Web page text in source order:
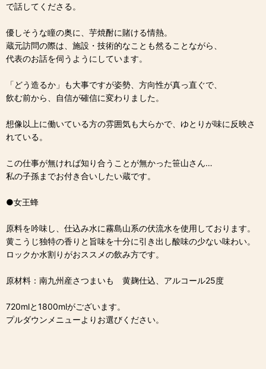
で話してくださる。
優しそうな瞳の奥に、芋焼酎に賭ける情熱。
蔵元訪問の際は、施設・技術的なことも然ることながら、
代表のお話を伺うようにしています。
「どう造るか」も大事ですが姿勢、方向性が真っ直ぐで、
飲む前から、自信が確信に変わりました。
想像以上に働いている方の雰囲気も大らかで、ゆとりが味に反映さ
れている。
この仕事が無ければ知り合うことが無かった笹山さん…
私の子孫までお付き合いしたい蔵です。
●女王蜂
原料を吟味し、仕込み水に霧島山系の伏流水を使用しております。
黄こうじ独特の香りと旨味を十分に引き出し酸味の少ない味わい。
ロックか水割りがおススメの飲み方です。
原材料：南九州産さつまいも 黄麹仕込、アルコール25度
720mlと1800mlがございます。
プルダウンメニューよりお選びください。